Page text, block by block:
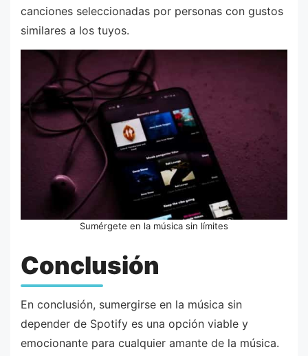
canciones seleccionadas por personas con gustos
similares a los tuyos.
Sumérgete en la música sin límites
Conclusión
En conclusión, sumergirse en la música sin
depender de Spotify es una opción viable y
emocionante para cualquier amante de la música.